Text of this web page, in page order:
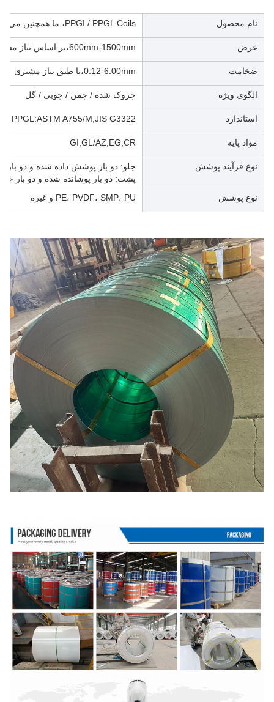
نام محصول PPGI / PPGL Coils، ما همچنین می توانیم ورق و نوار را انجام دهیم
عرض 600mm-1500mm،بر اساس نیاز مشتری
ضخامت 0.12-6.00mm،یا طبق نیاز مشتری
الگوی ویژه چروک شده / چمن / چوبی / گل
استاندارد PPGL:ASTM A755/M,JIS G3322
مواد پایه GI,GL/AZ,EG,CR
نوع فرآیند پوشش
جلو: دو بار پوشش داده شده و دو
پشت: دو بار پوشانده شده و دو بار
نوع پوشش
PE، PVDF، SMP، PU و غیره